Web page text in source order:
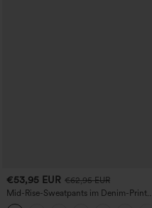
€53,95 EUR €62,95 EUR
Mid-Rise-Sweatpants im Denim-Print
aus French Terry, lässig, mit Taschen